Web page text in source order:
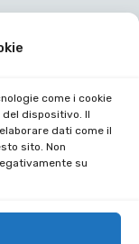
come i cookie
dispositivo. Il
dati come il
sito. Non
su